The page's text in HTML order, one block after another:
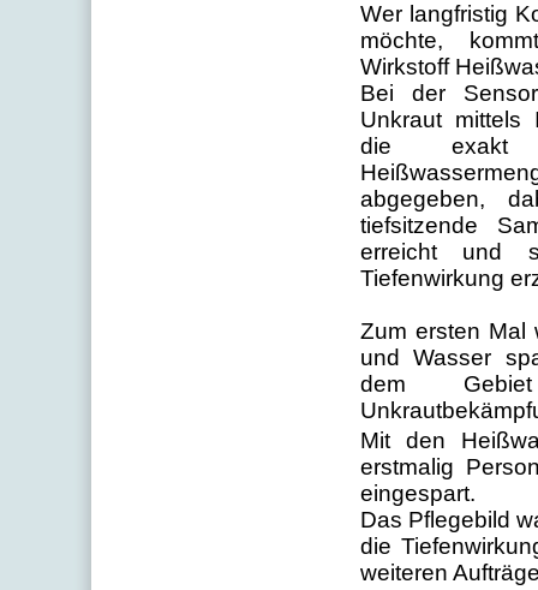
Wer langfristig
möchte,
Wirkstoff
Bei der
Unkraut mittels
die exakt
abgegeben,
tiefsitzende
erreicht und
Tiefenwirkung
Zum ersten Mal
und Wasser
dem
Mit den
erstmalig
eingespart.
Das Pflegebild
die
weiteren